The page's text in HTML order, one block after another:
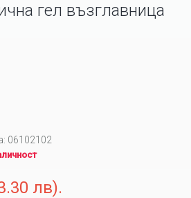
гел възглавница
06102102
лв).